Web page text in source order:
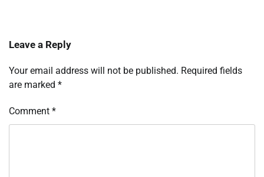
Leave a Reply
Your email address will not be published. Required fields
are marked *
Comment *